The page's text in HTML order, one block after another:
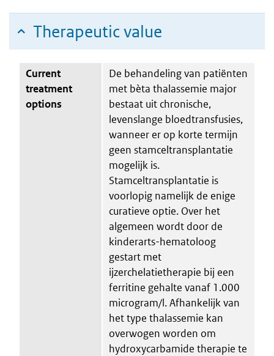
Therapeutic value
Current
treatment
options
De behandeling van patiënten
met bèta thalassemie major
bestaat uit chronische,
levenslange bloedtransfusies,
wanneer er op korte termijn
geen stamceltransplantatie
mogelijk is.
Stamceltransplantatie is
voorlopig namelijk de enige
curatieve optie. Over het
algemeen wordt door de
kinderarts-hematoloog
gestart met
ijzerchelatietherapie bij een
ferritine gehalte vanaf 1.000
microgram/l. Afhankelijk van
het type thalassemie kan
overwogen worden om
hydroxycarbamide therapie te